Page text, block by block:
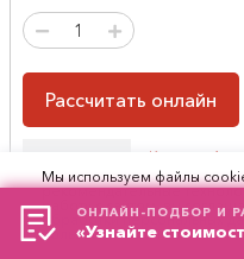
Рассчитать онлайн
В корзину
Купить в 1
клик
Мы используем файлы
рекомендательные
работу с сайтом, вы
обработки персональных
пользования сайтом.
ОНЛАЙН-ПОДБОР И